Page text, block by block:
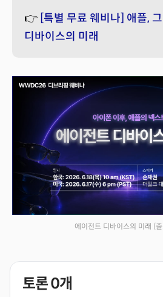
👉 [특별 무료 웨비나] 애플,
디바이스의 미래
에이전트 디바이스의 미래 (
토론0개